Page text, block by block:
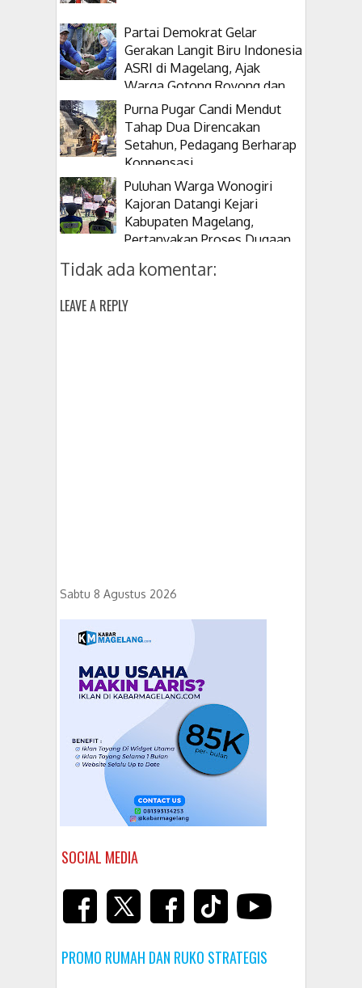
Partai Demokrat Gelar
Gerakan Langit Biru Indonesia
ASRI di Magelang, Ajak
Warga Gotong Royong dan
Tanam Pohon
Purna Pugar Candi Mendut
Tahap Dua Direncakan
Setahun, Pedagang Berharap
Konpensasi
Puluhan Warga Wonogiri
Kajoran Datangi Kejari
Kabupaten Magelang,
Pertanyakan Proses Dugaan
Tidak ada komentar:
LEAVE A REPLY
Sabtu 8 Agustus 2026
SOCIAL MEDIA
PROMO RUMAH DAN RUKO STRATEGIS